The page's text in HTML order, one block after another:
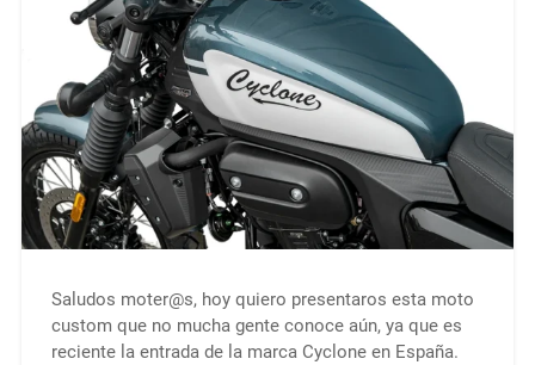
Saludos moter@s, hoy quiero presentaros esta moto
custom que no mucha gente conoce aún, ya que es
reciente la entrada de la marca Cyclone en España.